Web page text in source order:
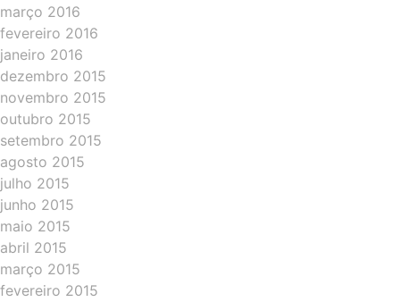
março 2016
fevereiro 2016
janeiro 2016
dezembro 2015
novembro 2015
outubro 2015
setembro 2015
agosto 2015
julho 2015
junho 2015
maio 2015
abril 2015
março 2015
fevereiro 2015